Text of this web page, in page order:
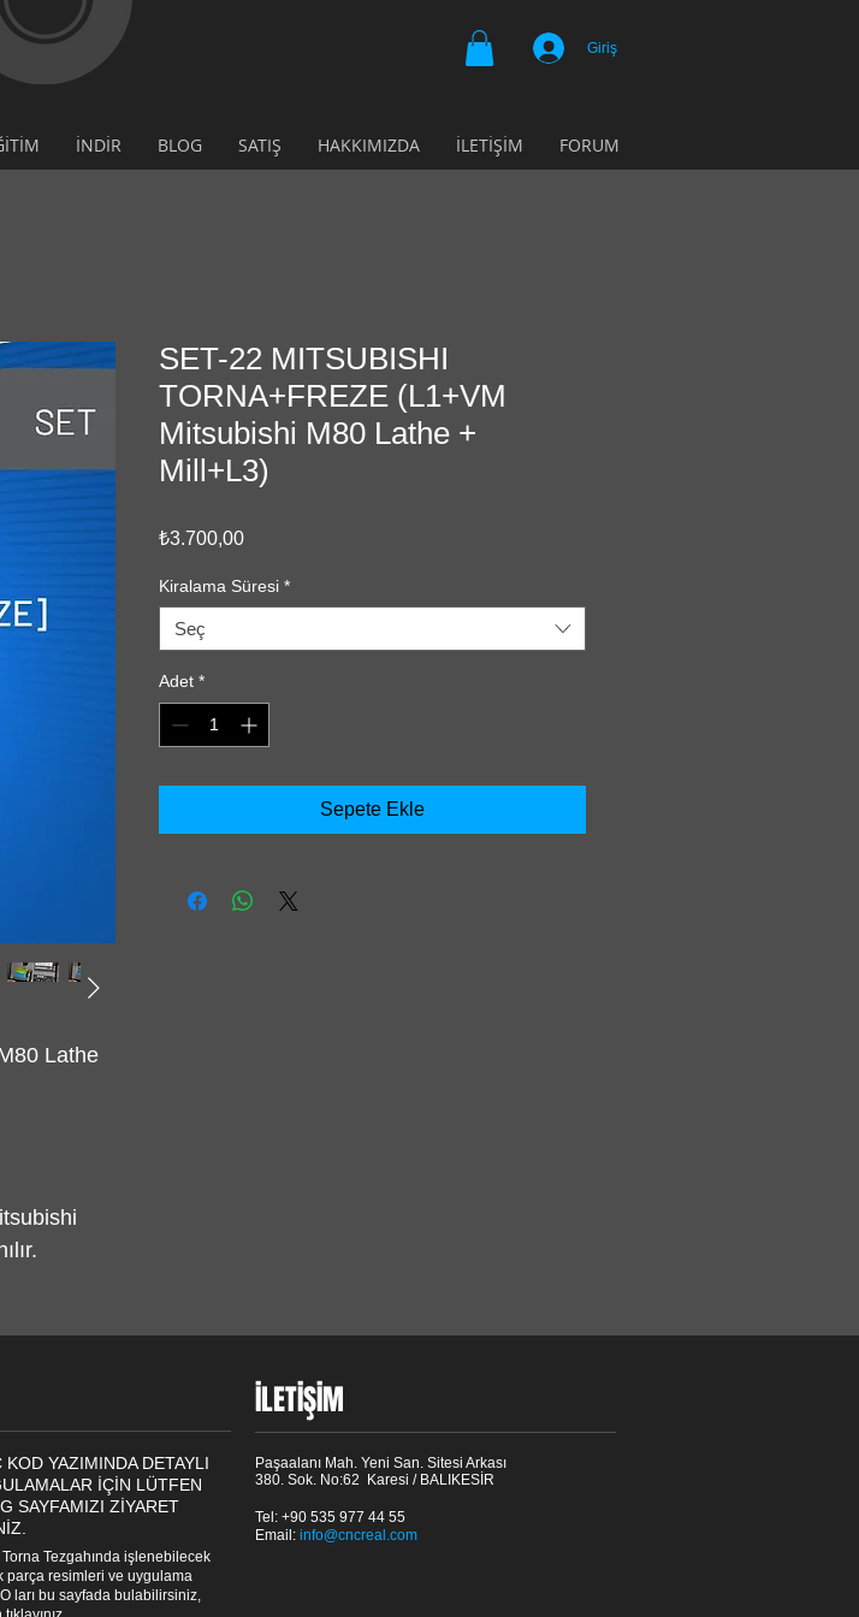
Giriş
İNDİR BLOG SATIŞ HAKKIMIZDA İLETİŞİM FORUM
Lathe
SET-22 MITSUBISHI
TORNA+FREZE (L1+VM
Mitsubishi M80 Lathe +
Mill+L3)
₺3.700,00Fiyat
Kiralama Süresi *
Seç
Adet *
Sepete Ekle
KOD YAZIMINDA DETAYLI
İÇİN LÜTFEN
SAYFAMIZI ZİYARET
Tezgahında işlenebilecek
parça resimleri ve uygulama
ları bu sayfada bulabilirsiniz,
İLETİŞİM
Paşaalanı Mah. Yeni San. Sitesi Arkası
380. Sok. No:62 Karesi / BALIKESİR
Tel: +90 535 977 44 55
Email: ​ info@cncreal.com